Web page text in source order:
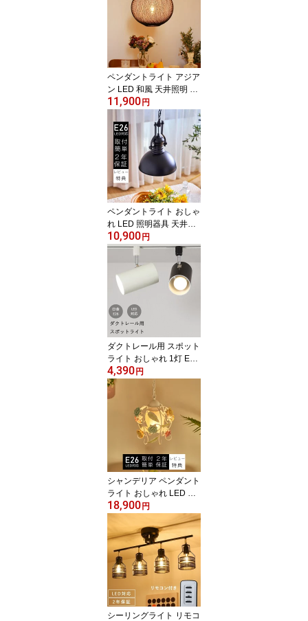
フェ風 寝室 居間 リビン
グ ベッドルーム 書斎 人
気 ダイニング パピヨン
蝶 一人暮らし
ペンダントライト アジア
ン LED 和風 天井照明 照
明器具 和室 和モダン 旅
館 ホテル ベッドルーム
天然素材 自然 バリ島 南
国 リビング 吹き抜け 階
段 カフェ おしゃれ ボー
ル型 ナチュラル ダイニ
ング シンプル
11,900 円
ペンダントライト おしゃ
れ LED 照明器具 天井照
明 北欧 工業的 無機質 イ
ンダストリアル アイアン
西海岸 スチール カフェ
ダイニング 食卓 ヴィン
テージ アメリカン キッ
チン ブルックリン レト
ロ モダン 男前
10,900 円
ダクトレール用 スポット
ライト おしゃれ 1灯 E26
天井照明 照明器具 LED
対応 モダン 北欧 寝室 リ
ビング ダイニング ベッ
ドルーム 食卓 居間 シン
プル カフェ ナチュラル
間接照明 洋風 6畳 8畳 10
4,390 円
シャンデリア ペンダント
ライト おしゃれ LED 天
井照明 かわいい 照明器
具 アンティーク ダイニ
ング 階段 吹き抜け ベッ
ドルーム 寝室 リビング
カフェ 食卓 花 薔薇 陶器
ヨーロッパ シャビー フ
レンチ 姫 姫系
18,900 円
シーリングライト リモコ